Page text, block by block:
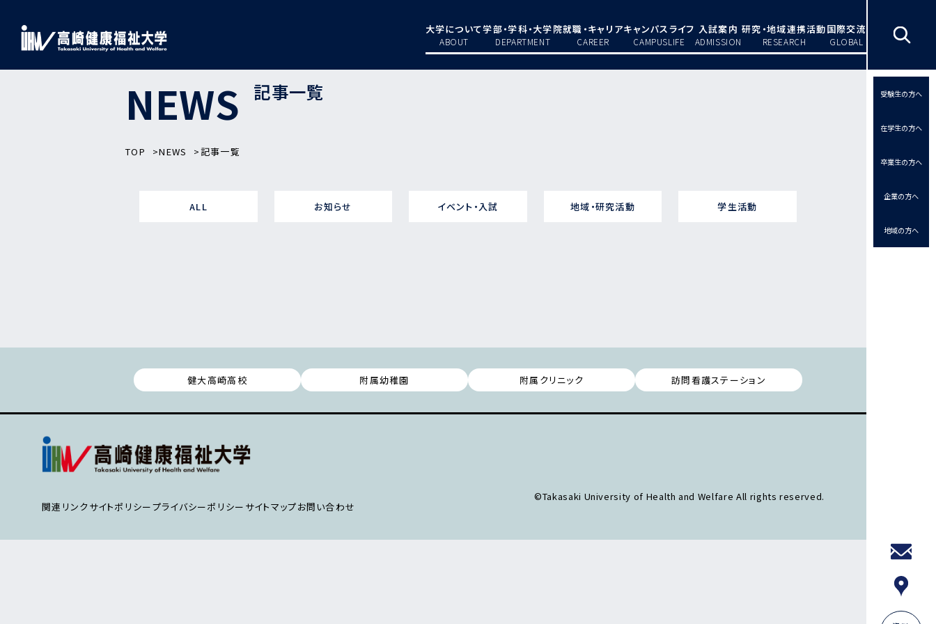
大学について
ABOUT
学部・学科・大学院
DEPARTMENT
就職・キャリア
CAREER
キャンパスライフ
CAMPUSLIFE
入試案内
ADMISSION
研究・地域連携活動
RESEARCH
国際交流
GLOBAL
受験生の方へ
在学生の方へ
卒業生の方へ
企業の方へ
地域の方へ
NEWS 記事一覧
TOP NEWS 記事一覧
ALL お知らせ イベント・入試 地域・研究活動 学生活動
健大高崎高校 附属幼稚園 附属クリニック 訪問看護ステーション
関連リンクサイトポリシープライバシーポリシー サイトマップお問い合わせ
©Takasaki University of Health and Welfare All rights reserved.